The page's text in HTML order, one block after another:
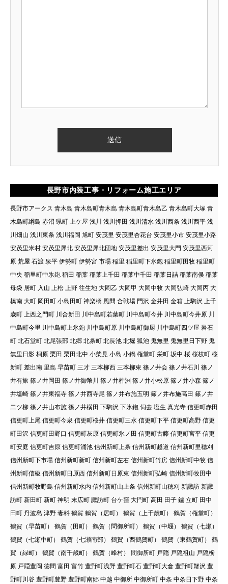
長野市内装工事・リフォーム施工エリア
長野市アークス 青木島 青木島町青木島 青木島町青木島乙 青木島町大塚 青
木島町綱島 赤沼 県町 上ケ屋 浅川 浅川押田 浅川清水 浅川西条 浅川西平 浅
川畑山 浅川東条 浅川福岡 旭町 安茂里 安茂里杏花台 安茂里小市 安茂里小路
安茂里米村 安茂里犀北 安茂里犀北団地 安茂里差出 安茂里大門 安茂里西河
原 荒屋 石渡 泉平 伊勢町 伊勢宮 市場 稲里 稲里町下氷鉋 稲里町田牧 稲里町
中央 稲里町中氷鉋 稲田 稲葉 稲葉上千田 稲葉中千田 稲葉日詰 稲葉南俣 稲葉
母袋 居町 入山 上松 上野 往生地 大岡乙 大岡甲 大岡中牧 大岡弘崎 大岡丙 大
橋南 大町 岡田町 小島田町 神楽橋 風間 合戦場 門沢 金井田 金箱 上駒沢 上千
歳町 上西之門町 川合新田 川中島町若葉町 川中島町今井 川中島町今井原 川
中島町今里 川中島町上氷鉋 川中島町原 川中島町御厨 川中島町四ツ屋 岩石
町 北石堂町 北尾張部 北郷 北条町 北長池 北堀 狐池 鬼無里 鬼無里日下野 鬼
無里日影 桐原 栗田 栗田北中 小柴見 小島 小鍋 権堂町 栄町 坂中 桜 桜枝町 桜
新町 差出南 里島 早苗町 三才 三本柳西 三本柳東 篠ノ井会 篠ノ井石川 篠ノ
井有旅 篠ノ井岡田 篠ノ井御幣川 篠ノ井杵淵 篠ノ井小松原 篠ノ井小森 篠ノ
井塩崎 篠ノ井東福寺 篠ノ井西寺尾 篠ノ井布施五明 篠ノ井布施高田 篠ノ井
二ツ柳 篠ノ井山布施 篠ノ井横田 下駒沢 下氷鉋 伺去 塩生 真光寺 信更町赤田
信更町上尾 信更町今泉 信更町桜井 信更町三水 信更町下平 信更町高野 信更
町田沢 信更町田野口 信更町灰原 信更町氷ノ田 信更町古藤 信更町宮平 信更
町安庭 信更町吉原 信更町涌池 信州新町上条 信州新町越道 信州新町里穂刈
信州新町下市場 信州新町新町 信州新町左右 信州新町竹房 信州新町中牧 信
州新町信級 信州新町日原西 信州新町日原東 信州新町弘崎 信州新町牧田中
信州新町牧野島 信州新町水内 信州新町山上条 信州新町山穂刈 新諏訪 新諏
訪町 新田町 新町 神明 末広町 諏訪町 台ケ窪 大門町 高田 田子 鑪 立町 田中
田町 丹波島 津野 妻科 鶴賀 鶴賀（居町） 鶴賀（上千歳町） 鶴賀（権堂町）
鶴賀（早苗町） 鶴賀（田町） 鶴賀（問御所町） 鶴賀（中堰） 鶴賀（七瀬）
鶴賀（七瀬中町） 鶴賀（七瀬南部） 鶴賀（西鶴賀町） 鶴賀（東鶴賀町） 鶴
賀（緑町） 鶴賀（南千歳町） 鶴賀（峰村） 問御所町 戸隠 戸隠祖山 戸隠栃
原 戸隠豊岡 徳間 富田 富竹 豊野町浅野 豊野町石 豊野町大倉 豊野町蟹沢 豊
野町川谷 豊野町豊野 豊野町南郷 中越 中御所 中御所町 中条 中条日下野 中条